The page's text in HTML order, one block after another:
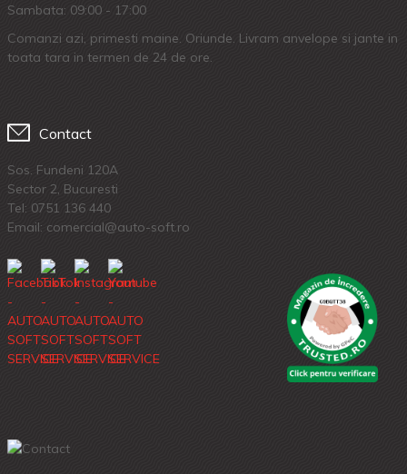
Sambata: 09:00 - 17:00
Comanzi azi, primesti maine. Oriunde. Livram anvelope si jante in
toata tara in termen de 24 de ore.
Contact
Sos. Fundeni 120A
Sector 2, Bucuresti
Tel: 0751 136 440
Email: comercial@auto-soft.ro